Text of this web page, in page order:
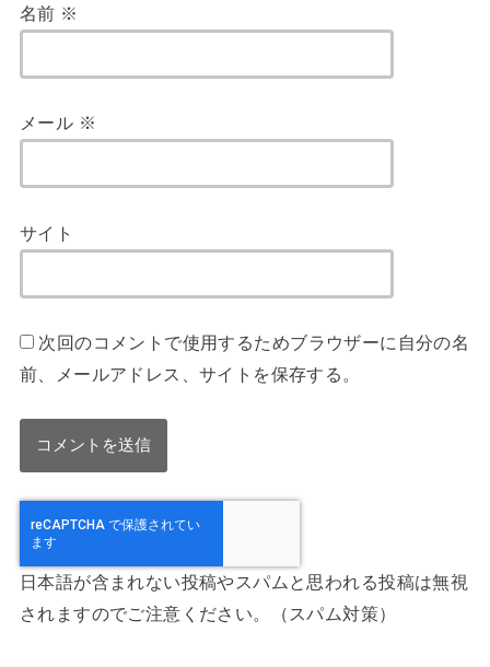
名前 ※
メール ※
サイト
次回のコメントで使用するためブラウザーに自分の名
前、メールアドレス、サイトを保存する。
日本語が含まれない投稿やスパムと思われる投稿は無視
されますのでご注意ください。（スパム対策）